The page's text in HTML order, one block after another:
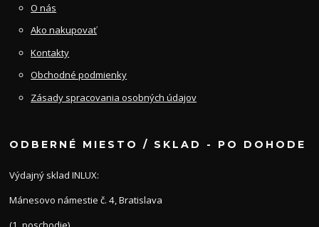
O nás
Ako nakupovať
Kontakty
Obchodné podmienky
Zásady spracovania osobných údajov
ODBERNÉ MIESTO / SKLAD - PO DOHODE
Výdajný sklad INLUX:
Mánesovo námestie č. 4, Bratislava